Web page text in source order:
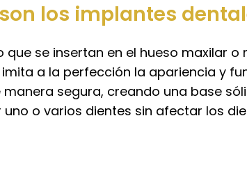
los implantes
se insertan en el hueso maxilar
a la perfección la apariencia y
segura, creando una base
o varios dientes sin afectar los